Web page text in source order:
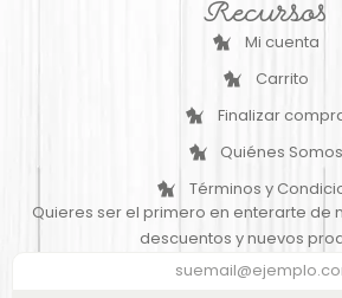
Recursos
Mi cuenta
Carrito
Finalizar
Quiénes Somos
Términos y
Quieres ser el primero en enterarte de
descuentos y nuevos